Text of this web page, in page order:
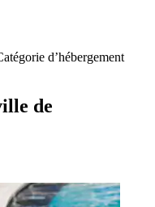
d’hébergement
de